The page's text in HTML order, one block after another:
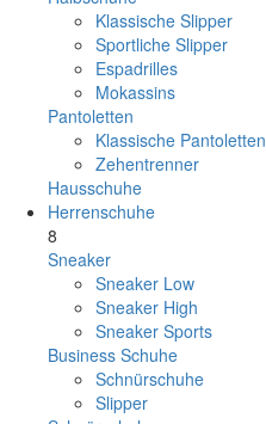
Klassische Slipper
Sportliche Slipper
Espadrilles
Mokassins
Pantoletten
Klassische Pantoletten
Zehentrenner
Hausschuhe
Herrenschuhe
8
Sneaker
Sneaker Low
Sneaker High
Sneaker Sports
Business Schuhe
Schnürschuhe
Slipper